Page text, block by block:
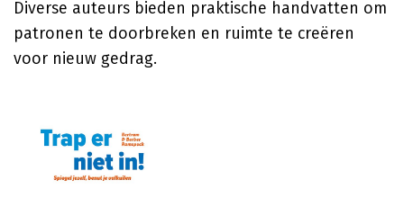
Diverse auteurs bieden praktische handvatten om
patronen te doorbreken en ruimte te creëren
voor nieuw gedrag.